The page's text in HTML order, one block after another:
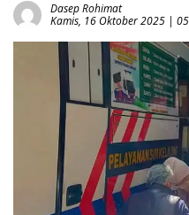
Dasep Rohimat
Kamis, 16 Oktober 2025 |